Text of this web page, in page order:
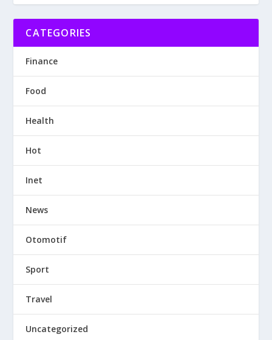
CATEGORIES
Finance
Food
Health
Hot
Inet
News
Otomotif
Sport
Travel
Uncategorized